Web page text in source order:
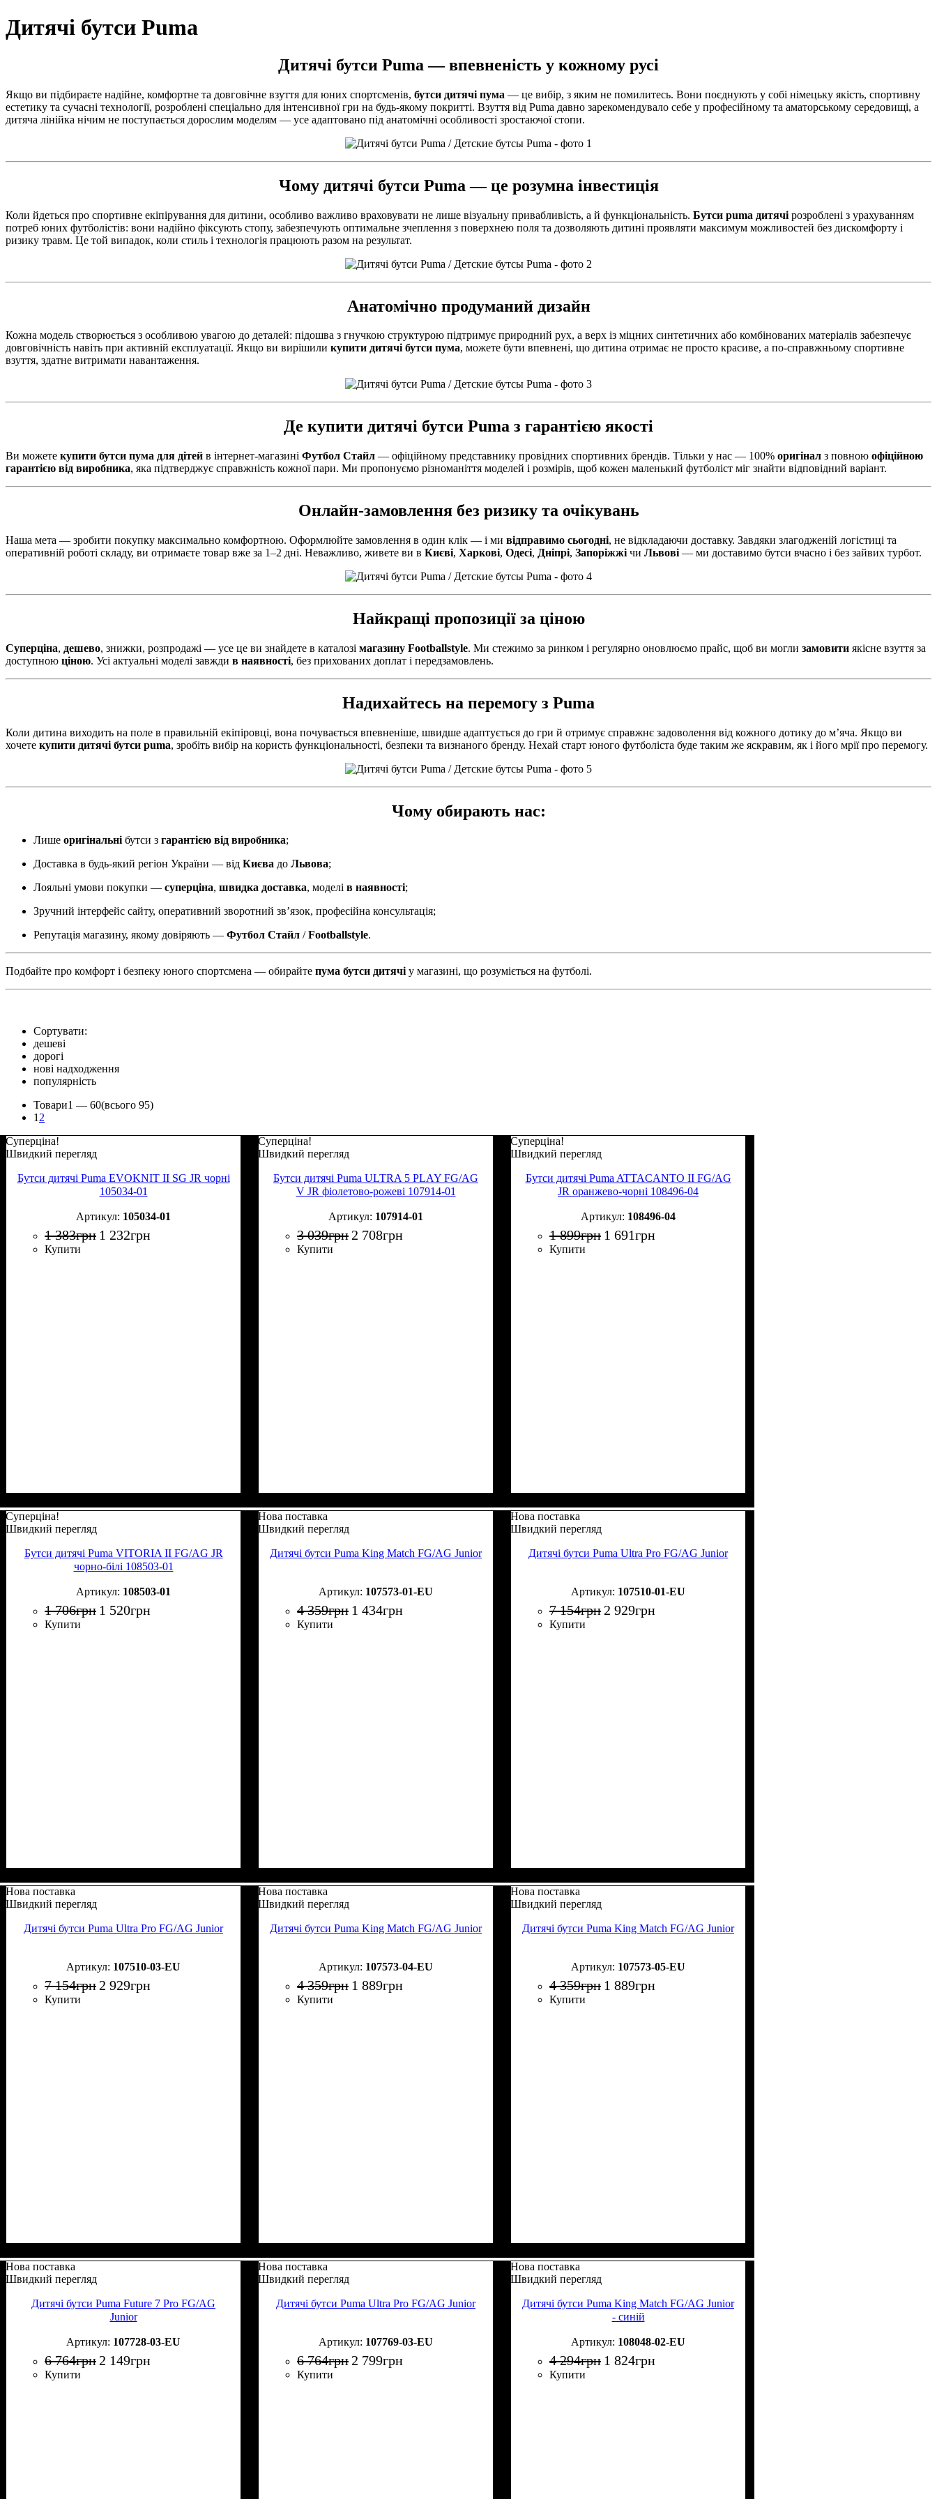
Дитячі бутси Puma
Дитячі бутси Puma — впевненість у кожному русі
Якщо ви підбираєте надійне, комфортне та довговічне взуття для юних спортсменів, бутси дитячі пума — це вибір, з яким не помилитесь. Вони поєднують у собі німецьку якість, спортивну
естетику та сучасні технології, розроблені спеціально для інтенсивної гри на будь-якому покритті. Взуття від Puma давно зарекомендувало себе у професійному та аматорському середовищі, а
дитяча лінійка нічим не поступається дорослим моделям — усе адаптовано під анатомічні особливості зростаючої стопи.
Чому дитячі бутси Puma — це розумна інвестиція
Коли йдеться про спортивне екіпірування для дитини, особливо важливо враховувати не лише візуальну привабливість, а й функціональність. Бутси puma дитячі розроблені з урахуванням
потреб юних футболістів: вони надійно фіксують стопу, забезпечують оптимальне зчеплення з поверхнею поля та дозволяють дитині проявляти максимум можливостей без дискомфорту і
ризику травм. Це той випадок, коли стиль і технологія працюють разом на результат.
Анатомічно продуманий дизайн
Кожна модель створюється з особливою увагою до деталей: підошва з гнучкою структурою підтримує природний рух, а верх із міцних синтетичних або комбінованих матеріалів забезпечує
довговічність навіть при активній експлуатації. Якщо ви вирішили купити дитячі бутси пума, можете бути впевнені, що дитина отримає не просто красиве, а по-справжньому спортивне
взуття, здатне витримати навантаження.
Де купити дитячі бутси Puma з гарантією якості
Ви можете купити бутси пума для дітей в інтернет-магазині Футбол Стайл — офіційному представнику провідних спортивних брендів. Тільки у нас — 100% оригінал з повною офіційною
гарантією від виробника, яка підтверджує справжність кожної пари. Ми пропонуємо різноманіття моделей і розмірів, щоб кожен маленький футболіст міг знайти відповідний варіант.
Онлайн-замовлення без ризику та очікувань
Наша мета — зробити покупку максимально комфортною. Оформлюйте замовлення в один клік — і ми відправимо сьогодні, не відкладаючи доставку. Завдяки злагодженій логістиці та
оперативній роботі складу, ви отримаєте товар вже за 1–2 дні. Неважливо, живете ви в Києві, Харкові, Одесі, Дніпрі, Запоріжжі чи Львові — ми доставимо бутси вчасно і без зайвих турбот.
Найкращі пропозиції за ціною
Суперціна, дешево, знижки, розпродажі — усе це ви знайдете в каталозі магазину Footballstyle. Ми стежимо за ринком і регулярно оновлюємо прайс, щоб ви могли замовити якісне взуття за
доступною ціною. Усі актуальні моделі завжди в наявності, без прихованих доплат і передзамовлень.
Надихайтесь на перемогу з Puma
Коли дитина виходить на поле в правильній екіпіровці, вона почувається впевненіше, швидше адаптується до гри й отримує справжнє задоволення від кожного дотику до м’яча. Якщо ви
хочете купити дитячі бутси puma, зробіть вибір на користь функціональності, безпеки та визнаного бренду. Нехай старт юного футболіста буде таким же яскравим, як і його мрії про перемогу.
Чому обирають нас:
Лише оригінальнібутси з гарантією від виробника;
Доставка в будь-який регіон України — від Києва до Львова;
Лояльні умови покупки — суперціна, швидка доставка, моделі в наявності;
Зручний інтерфейс сайту, оперативний зворотний зв’язок, професійна консультація;
Репутація магазину, якому довіряють — Футбол Стайл /Footballstyle.
Подбайте про комфорт і безпеку юного спортсмена — обирайте пума бутси дитячіу магазині, що розуміється на футболі.
Сортувати:
дешеві
дорогі
нові надходження
популярність
Товари1 — 60(всього 95)
12
Суперціна!
Швидкий перегляд
Бутси дитячі Puma EVOKNIT II SG JR чорні
105034-01
105034-01
1 383грн 1 232грн
Купити
Суперціна!
Швидкий перегляд
Бутси дитячі Puma ULTRA 5 PLAY FG/AG
V JR фіолетово-рожеві 107914-01
107914-01
3 039грн2 708грн
Купити
Суперціна!
Швидкий перегляд
Бутси дитячі Puma ATTACANTO II FG/AG
JR оранжево-чорні 108496-04
108496-04
1 899грн 1 691грн
Купити
Суперціна!
Швидкий перегляд
Бутси дитячі Puma VITORIA II FG/AG JR
чорно-білі 108503-01
108503-01
1 706грн 1 520грн
Купити
Нова поставка
Швидкий перегляд
Дитячі бутси Puma King Match FG/AG Junior
107573-01-EU
4 359грн 1 434грн
Купити
Нова поставка
Швидкий перегляд
Дитячі бутси Puma Ultra Pro FG/AG Junior
107510-01-EU
7 154грн2 929грн
Купити
Нова поставка
Швидкий перегляд
Дитячі бутси Puma Ultra Pro FG/AG Junior
107510-03-EU
7 154грн2 929грн
Купити
Нова поставка
Швидкий перегляд
Дитячі бутси Puma King Match FG/AG Junior
107573-04-EU
4 359грн 1 889грн
Купити
Нова поставка
Швидкий перегляд
Дитячі бутси Puma King Match FG/AG Junior
107573-05-EU
4 359грн 1 889грн
Купити
Нова поставка
Швидкий перегляд
Дитячі бутси Puma Future 7 Pro FG/AG
Junior
107728-03-EU
6 764грн2 149грн
Купити
Нова поставка
Швидкий перегляд
Дитячі бутси Puma Ultra Pro FG/AG Junior
107769-03-EU
6 764грн2 799грн
Купити
Нова поставка
Швидкий перегляд
Дитячі бутси Puma King Match FG/AG Junior
- синій
108048-02-EU
4 294грн 1 824грн
Купити